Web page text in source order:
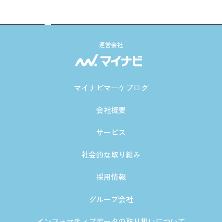
運営会社
マイナビマーケブログ
会社概要
サービス
社会的な取り組み
採用情報
グループ会社